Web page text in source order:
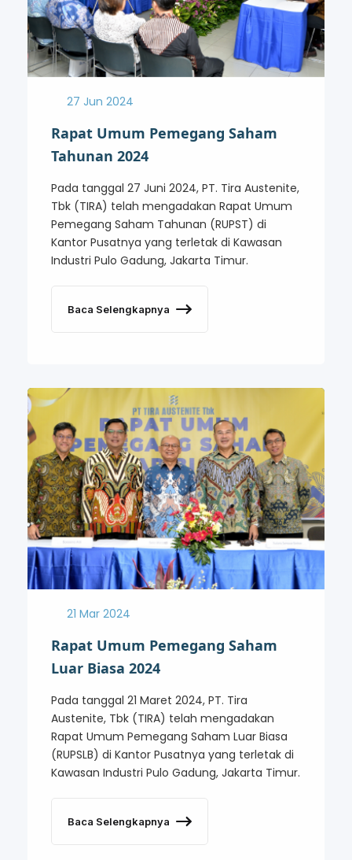
27 Jun 2024
Rapat Umum Pemegang Saham
Tahunan 2024
Pada tanggal 27 Juni 2024, PT. Tira Austenite,
Tbk (TIRA) telah mengadakan Rapat Umum
Pemegang Saham Tahunan (RUPST) di
Kantor Pusatnya yang terletak di Kawasan
Industri Pulo Gadung, Jakarta Timur.
Baca Selengkapnya
21 Mar 2024
Rapat Umum Pemegang Saham
Luar Biasa 2024
Pada tanggal 21 Maret 2024, PT. Tira
Austenite, Tbk (TIRA) telah mengadakan
Rapat Umum Pemegang Saham Luar Biasa
(RUPSLB) di Kantor Pusatnya yang terletak di
Kawasan Industri Pulo Gadung, Jakarta Timur.
Baca Selengkapnya